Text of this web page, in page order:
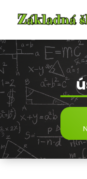
content